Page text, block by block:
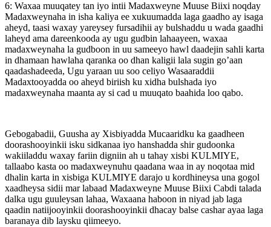
6: Waxaa muuqatey tan iyo intii Madaxweyne Muuse Biixi noqday
Madaxweynaha in isha kaliya ee xukuumadda laga gaadho ay isaga
aheyd, taasi waxay yareysey fursadihii ay bulshaddu u wada gaadhi
laheyd ama dareenkooda ay ugu gudbin lahaayeen, waxaa
madaxweynaha la gudboon in uu sameeyo hawl daadejin sahli karta
in dhamaan hawlaha qaranka oo dhan kaligii lala sugin go’aan
qaadashadeeda, Ugu yaraan uu soo celiyo Wasaaraddii
Madaxtooyadda oo aheyd biriish ku xidha bulshada iyo
madaxweynaha maanta ay si cad u muuqato baahida loo qabo.
Gebogabadii, Guusha ay Xisbiyadda Mucaaridku ka gaadheen
doorashooyinkii isku sidkanaa iyo hanshadda shir gudoonka
wakiiladdu waxay fariin digniin ah u tahay xisbi KULMIYE,
tallaabo kasta oo madaxweynuhu qaadana waa in ay noqotaa mid
dhalin karta in xisbiga KULMIYE darajo u kordhineysa una gogol
xaadheysa sidii mar labaad Madaxweyne Muuse Biixi Cabdi talada
dalka ugu guuleysan lahaa, Waxaana haboon in niyad jab laga
qaadin natiijooyinkii doorashooyinkii dhacay balse cashar ayaa laga
baranaya dib laysku qiimeeyo.